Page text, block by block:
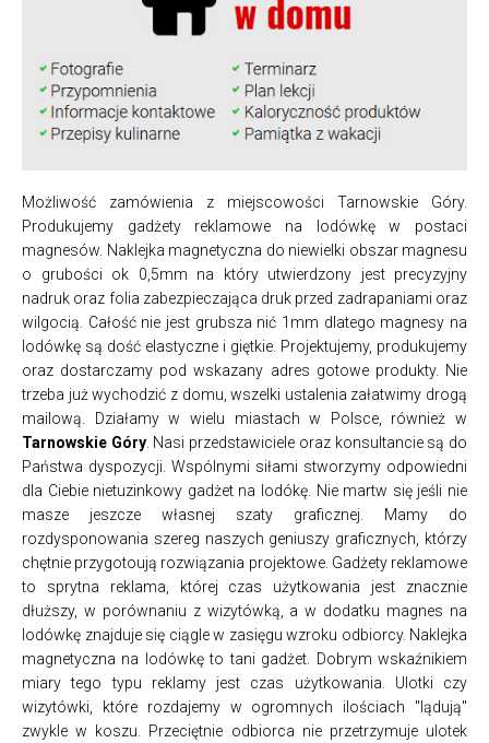
Możliwość zamówienia z miejscowości Tarnowskie Góry.
Produkujemy gadżety reklamowe na lodówkę w postaci
magnesów. Naklejka magnetyczna do niewielki obszar magnesu
o grubości ok 0,5mm na który utwierdzony jest precyzyjny
nadruk oraz folia zabezpieczająca druk przed zadrapaniami oraz
wilgocią. Całość nie jest grubsza nić 1mm dlatego magnesy na
lodówkę są dość elastyczne i giętkie. Projektujemy, produkujemy
oraz dostarczamy pod wskazany adres gotowe produkty. Nie
trzeba już wychodzić z domu, wszelki ustalenia załatwimy drogą
mailową. Działamy w wielu miastach w Polsce, również w
Tarnowskie Góry. Nasi przedstawiciele oraz konsultancie są do
Państwa dyspozycji. Wspólnymi siłami stworzymy odpowiedni
dla Ciebie nietuzinkowy gadżet na lodókę. Nie martw się jeśli nie
masze jeszcze własnej szaty graficznej. Mamy do
rozdysponowania szereg naszych geniuszy graficznych, którzy
chętnie przygotoują rozwiązania projektowe. Gadżety reklamowe
to sprytna reklama, której czas użytkowania jest znacznie
dłuższy, w porównaniu z wizytówką, a w dodatku magnes na
lodówkę znajduje się ciągle w zasięgu wzroku odbiorcy. Naklejka
magnetyczna na lodówkę to tani gadżet. Dobrym wskaźnikiem
miary tego typu reklamy jest czas użytkowania. Ulotki czy
wizytówki, które rozdajemy w ogromnych ilościach "lądują"
zwykle w koszu. Przeciętnie odbiorca nie przetrzymuje ulotek